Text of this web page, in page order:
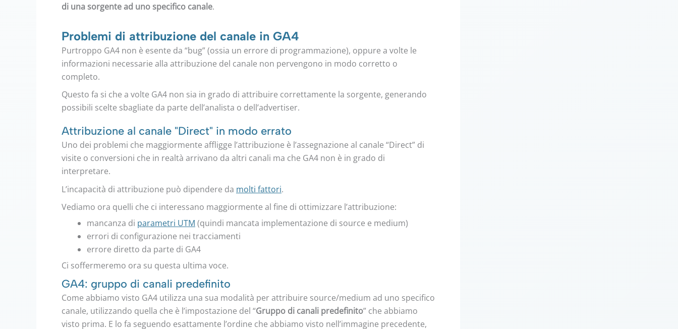
di una sorgente ad uno specifico canale.
Problemi di attribuzione del canale in GA4
Purtroppo GA4 non è esente da “bug” (ossia un errore di programmazione), oppure a volte le
informazioni necessarie alla attribuzione del canale non pervengono in modo corretto o
completo.
Questo fa si che a volte GA4 non sia in grado di attribuire correttamente la sorgente, generando
possibili scelte sbagliate da parte dell’analista o dell’advertiser.
Attribuzione al canale "Direct" in modo errato
Uno dei problemi che maggiormente affligge l’attribuzione è l’assegnazione al canale “Direct” di
visite o conversioni che in realtà arrivano da altri canali ma che GA4 non è in grado di
interpretare.
L’incapacità di attribuzione può dipendere da molti fattori.
Vediamo ora quelli che ci interessano maggiormente al fine di ottimizzare l’attribuzione:
mancanza di parametri UTM (quindi mancata implementazione di source e medium)
errori di configurazione nei tracciamenti
errore diretto da parte di GA4
Ci soffermeremo ora su questa ultima voce.
GA4: gruppo di canali predefinito
Come abbiamo visto GA4 utilizza una sua modalità per attribuire source/medium ad uno specifico
canale, utilizzando quella che è l’impostazione del “Gruppo di canali predefinito” che abbiamo
visto prima. E lo fa seguendo esattamente l’ordine che abbiamo visto nell’immagine precedente,